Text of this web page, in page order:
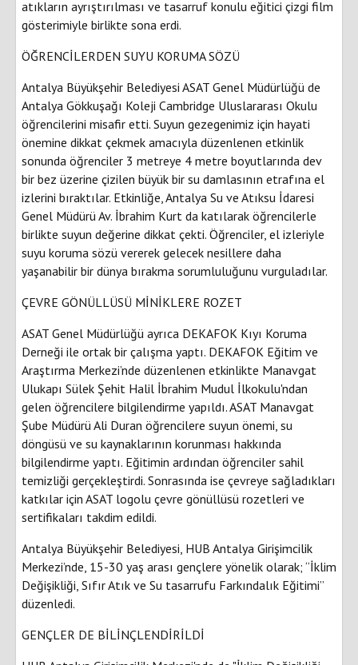
atıkların ayrıştırılması ve tasarruf konulu eğitici çizgi film
gösterimiyle birlikte sona erdi.
ÖĞRENCİLERDEN SUYU KORUMA SÖZÜ
Antalya Büyükşehir Belediyesi ASAT Genel Müdürlüğü de
Antalya Gökkuşağı Koleji Cambridge Uluslararası Okulu
öğrencilerini misafir etti. Suyun gezegenimiz için hayati
önemine dikkat çekmek amacıyla düzenlenen etkinlik
sonunda öğrenciler 3 metreye 4 metre boyutlarında dev
bir bez üzerine çizilen büyük bir su damlasının etrafına el
izlerini bıraktılar. Etkinliğe, Antalya Su ve Atıksu İdaresi
Genel Müdürü Av. İbrahim Kurt da katılarak öğrencilerle
birlikte suyun değerine dikkat çekti. Öğrenciler, el izleriyle
suyu koruma sözü vererek gelecek nesillere daha
yaşanabilir bir dünya bırakma sorumluluğunu vurguladılar.
ÇEVRE GÖNÜLLÜSÜ MİNİKLERE ROZET
ASAT Genel Müdürlüğü ayrıca DEKAFOK Kıyı Koruma
Derneği ile ortak bir çalışma yaptı. DEKAFOK Eğitim ve
Araştırma Merkezi’nde düzenlenen etkinlikte Manavgat
Ulukapı Sülek Şehit Halil İbrahim Mudul İlkokulu'ndan
gelen öğrencilere bilgilendirme yapıldı. ASAT Manavgat
Şube Müdürü Ali Duran öğrencilere suyun önemi, su
döngüsü ve su kaynaklarının korunması hakkında
bilgilendirme yaptı. Eğitimin ardından öğrenciler sahil
temizliği gerçekleştirdi. Sonrasında ise çevreye sağladıkları
katkılar için ASAT logolu çevre gönüllüsü rozetleri ve
sertifikaları takdim edildi.
Antalya Büyükşehir Belediyesi, HUB Antalya Girişimcilik
Merkezi’nde, 15-30 yaş arası gençlere yönelik olarak; “İklim
Değişikliği, Sıfır Atık ve Su tasarrufu Farkındalık Eğitimi”
düzenledi.
GENÇLER DE BİLİNÇLENDİRİLDİ